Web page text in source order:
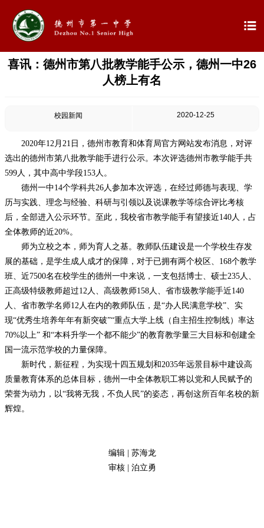

喜讯：德州市第八批教学能手公示，德州一中26
人榜上有名
校园新闻 2020-12-25
2020年12月21日，德州市教育和体育局官方网站发布消息，对评
选出的德州市第八批教学能手进行公示。本次评选德州市教学能手共
599人，其中高中学段153人。
德州一中14个学科共26人参加本次评选，在经过师德与表现、学
历与实践、理念与经验、科研与引领以及说课教学等综合评比考核
后，全部进入公示环节。至此，我校省市教学能手有望接近140人，占
全体教师的近20%。
师为立校之本，师为育人之基。教师队伍建设是一个学校生存发
展的基础，是学生成人成才的保障，对于已拥有两个校区、168个教学
班、近7500名在校学生的德州一中来说，一支包括博士、硕士235人、
正高级特级教师超过12人、高级教师158人、省市级教学能手近140
人、省市教学名师12人在内的教师队伍，是“办人民满意学校”、实
现“优秀生培养年年有新突破”“重点大学上线（自主招生控制线）率达
70%以上” 和“本科升学一个都不能少”的教育教学量三大目标和创建全
国一流示范学校的力量保障。
新时代，新征程，为实现十四五规划和2035年远景目标中建设高
质量教育体系的总体目标，德州一中全体教职工将以党和人民赋予的
荣誉为动力，以“我将无我，不负人民”的姿态，再创这所百年名校的新
辉煌。
编辑 | 苏海龙
审核 | 泊立勇
 首页
 教学教研
 最新公告
 校园新闻
 科学技术实验校